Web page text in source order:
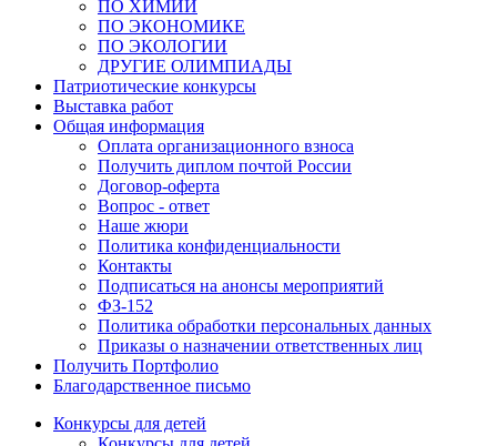
ПО ХИМИИ
ПО ЭКОНОМИКЕ
ПО ЭКОЛОГИИ
ДРУГИЕ ОЛИМПИАДЫ
Патриотические конкурсы
Выставка работ
Общая информация
Оплата организационного взноса
Получить диплом почтой России
Договор-оферта
Вопрос - ответ
Наше жюри
Политика конфиденциальности
Контакты
Подписаться на анонсы мероприятий
ФЗ-152
Политика обработки персональных данных
Приказы о назначении ответственных лиц
Получить Портфолио
Благодарственное письмо
Конкурсы для детей